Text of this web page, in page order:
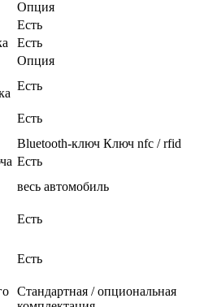
Опция
Есть
Есть
Опция
Есть
Есть
Bluetooth-ключ Ключ nfc / rfid
Есть
весь автомобиль
Есть
Есть
Стандартная / опциональная